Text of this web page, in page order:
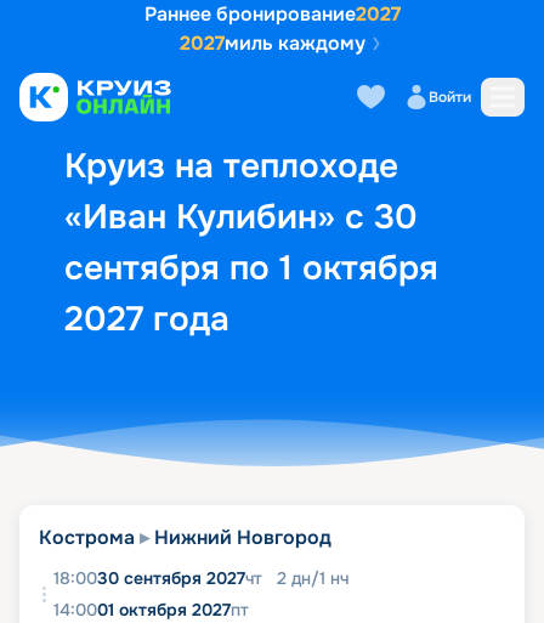
Раннее бронирование2027
2027миль каждому
Войти
Круиз на теплоходе
«Иван Кулибин» с 30
сентября по 1 октября
2027 года
Выбор кают Маршрут и
Кострома Нижний Новгород
18:0030 сентября 2027чт 2 дн/1 нч
14:0001 октября 2027пт